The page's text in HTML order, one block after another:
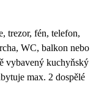
trezor, fén, telefon,
WC, balkon nebo
vybavený kuchyňský
max. 2 dospělé